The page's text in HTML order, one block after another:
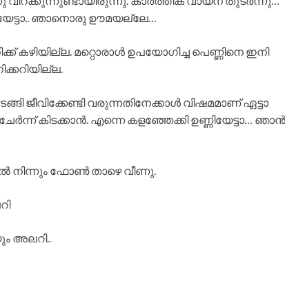
ഞാനൊരു ഊമയല്ലേ…
കഴിയില്ല. മറ്റൊരാൾ ഉപയോഗിച്ച പെണ്ണിനെ ഇനി
ജീവിക്കേണ്ടി വരുന്നതിനേക്കാൾ വിഷമമാണ് ഏട്ടാ
കിടക്കാൻ. എന്നെ കളഞ്ഞേക്കി ഉണ്ണിയേട്ടാ… ഞാൻ
നിന്നും ഫോൺ താഴെ വീണു.
അലറി..